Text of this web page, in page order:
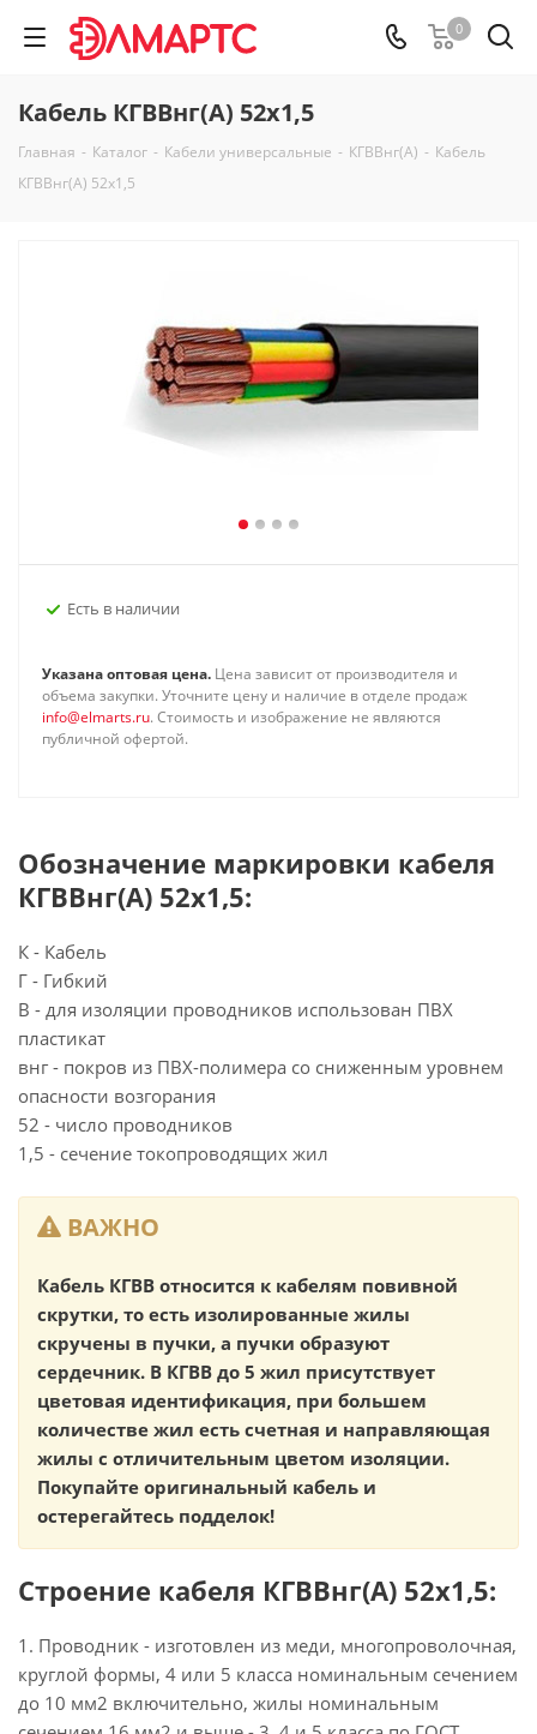
0
Кабель КГВВнг(А) 52х1,5
Главная - Каталог - Кабели универсальные - КГВВнг(А) - Кабель
КГВВнг(А) 52х1,5
Есть в наличии
Указана оптовая цена. Цена зависит от производителя и
объема закупки. Уточните цену и наличие в отделе продаж
info@elmarts.ru. Стоимость и изображение не являются
публичной офертой.
Обозначение маркировки кабеля
КГВВнг(А) 52х1,5:
К - Кабель
Г - Гибкий
В - для изоляции проводников использован ПВХ
пластикат
внг - покров из ПВХ-полимера со сниженным уровнем
опасности возгорания
52 - число проводников
1,5 - сечение токопроводящих жил
ВАЖНО
Кабель КГВВ относится к кабелям повивной
скрутки, то есть изолированные жилы
скручены в пучки, а пучки образуют
сердечник. В КГВВ до 5 жил присутствует
цветовая идентификация, при большем
количестве жил есть счетная и направляющая
жилы с отличительным цветом изоляции.
Покупайте оригинальный кабель и
остерегайтесь подделок!
Строение кабеля КГВВнг(А) 52х1,5:
1. Проводник - изготовлен из меди, многопроволочная,
круглой формы, 4 или 5 класса номинальным сечением
до 10 мм2 включительно, жилы номинальным